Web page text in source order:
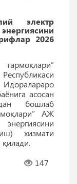
электр
2026
асосан
бошлаб
АЖ
хизмати
147